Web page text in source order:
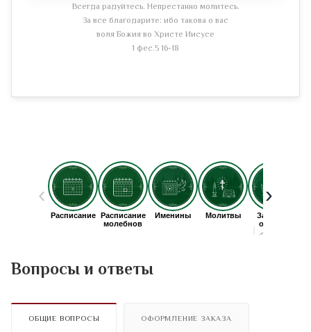
Всегда радуйтесь. Непрестанно молитесь.
За все благодарите: ибо такова о вас
воля Божия во Христе Иисусе
1 фес.5 16-18
Вопросы и ответы
ОБЩИЕ ВОПРОСЫ ОФОРМЛЕНИЕ ЗАКАЗА